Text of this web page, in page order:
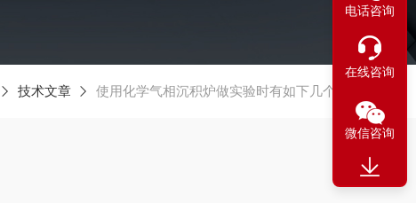
技术文章 使用化学气相沉积炉做实验时有如下几个特点
电话咨询
在线咨询
微信咨询